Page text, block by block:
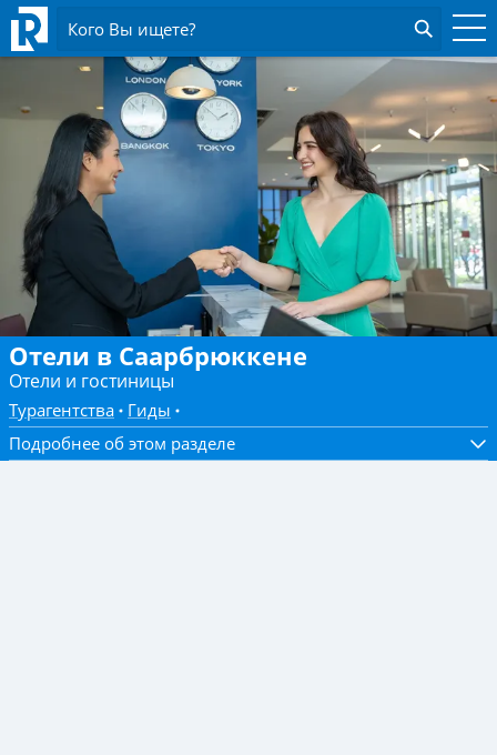
Кого Вы ищете?
Отели в Саарбрюккене
Отели и гостиницы
Турагентства
Гиды
Подробнее об этом разделе